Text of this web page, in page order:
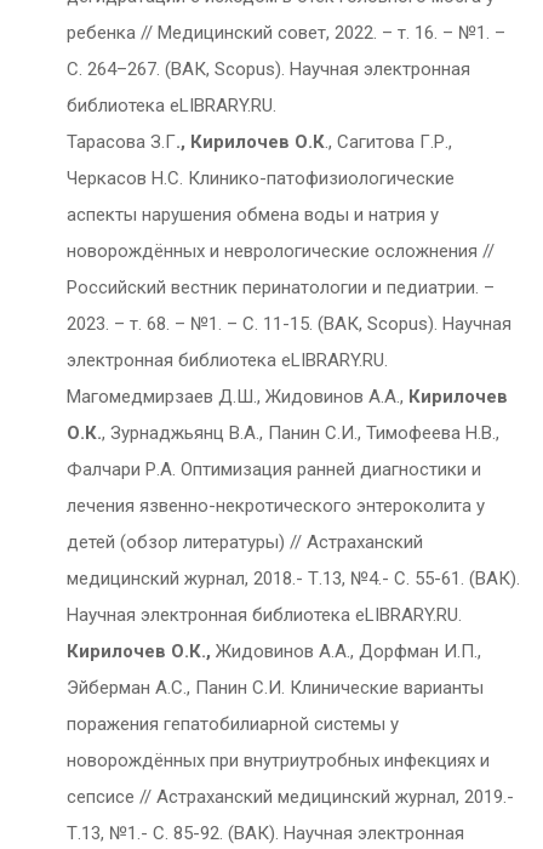
ребенка // Медицинский совет, 2022. – т. 16. – №1. –
С. 264–267. (ВАК, Scopus). Научная электронная
библиотека eLIBRARY.RU.
Тарасова З.Г., Кирилочев О.К ., Сагитова Г.Р.,
Черкасов Н.С. Клинико-патофизиологические
аспекты нарушения обмена воды и натрия у
новорождённых и неврологические осложнения //
Российский вестник перинатологии и педиатрии. –
2023. – т. 68. – №1. – С. 11-15. (ВАК, Scopus). Научная
электронная библиотека eLIBRARY.RU.
Магомедмирзаев Д.Ш., Жидовинов А.А., Кирилочев
О.К., Зурнаджьянц В.А., Панин С.И., Тимофеева Н.В.,
Фалчари Р.А. Оптимизация ранней диагностики и
лечения язвенно-некротического энтероколита у
детей (обзор литературы) // Астраханский
медицинский журнал, 2018.- Т.13, №4.- С. 55-61. (ВАК).
Научная электронная библиотека eLIBRARY.RU.
Кирилочев О.К., Жидовинов А.А., Дорфман И.П.,
Эйберман А.С., Панин С.И. Клинические варианты
поражения гепатобилиарной системы у
новорождённых при внутриутробных инфекциях и
сепсисе // Астраханский медицинский журнал, 2019.-
Т.13, №1.- С. 85-92. (ВАК). Научная электронная